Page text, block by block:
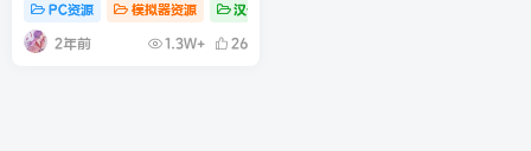
PC资源 模拟器资源 汉化资源
2年前 1.3W+ 26